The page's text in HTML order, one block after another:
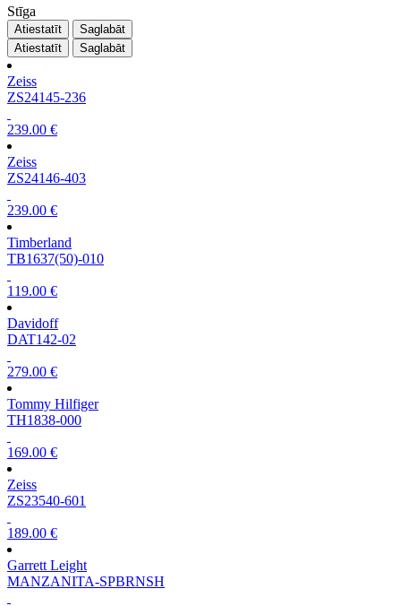
Stīga
Atiestatīt
Saglabāt
Atiestatīt
Saglabāt
Zeiss
ZS24145-236
239.00 €
Zeiss
ZS24146-403
239.00 €
Timberland
TB1637(50)-010
119.00 €
Davidoff
DAT142-02
279.00 €
Tommy Hilfiger
TH1838-000
169.00 €
Zeiss
ZS23540-601
189.00 €
Garrett Leight
MANZANITA-SPBRNSH